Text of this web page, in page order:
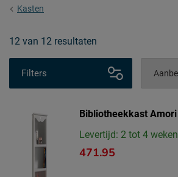
Kasten
12 van 12 resultaten
Filters
Bibliotheekkast Amori
Levertijd: 2 tot 4 weken
471.95